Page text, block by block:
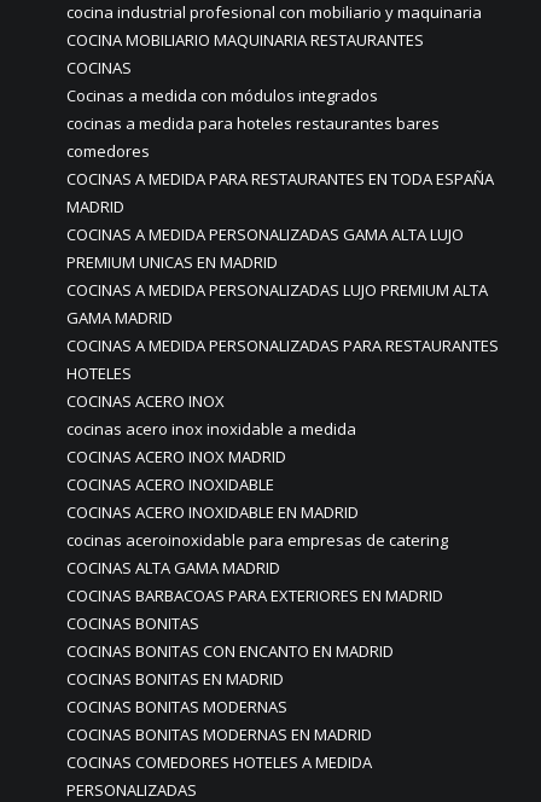
cocina industrial profesional con mobiliario y maquinaria
COCINA MOBILIARIO MAQUINARIA RESTAURANTES
COCINAS
Cocinas a medida con módulos integrados
cocinas a medida para hoteles restaurantes bares
comedores
COCINAS A MEDIDA PARA RESTAURANTES EN TODA ESPAÑA
MADRID
COCINAS A MEDIDA PERSONALIZADAS GAMA ALTA LUJO
PREMIUM UNICAS EN MADRID
COCINAS A MEDIDA PERSONALIZADAS LUJO PREMIUM ALTA
GAMA MADRID
COCINAS A MEDIDA PERSONALIZADAS PARA RESTAURANTES
HOTELES
COCINAS ACERO INOX
cocinas acero inox inoxidable a medida
COCINAS ACERO INOX MADRID
COCINAS ACERO INOXIDABLE
COCINAS ACERO INOXIDABLE EN MADRID
cocinas aceroinoxidable para empresas de catering
COCINAS ALTA GAMA MADRID
COCINAS BARBACOAS PARA EXTERIORES EN MADRID
COCINAS BONITAS
COCINAS BONITAS CON ENCANTO EN MADRID
COCINAS BONITAS EN MADRID
COCINAS BONITAS MODERNAS
COCINAS BONITAS MODERNAS EN MADRID
COCINAS COMEDORES HOTELES A MEDIDA
PERSONALIZADAS